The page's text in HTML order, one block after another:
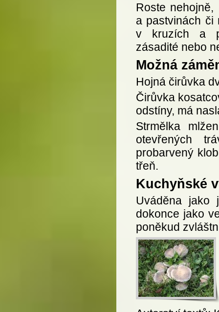
Roste
a pastvinách či
v kruzích a
zásadité nebo
Možná
Hojná čirůvka
Čirůvka
odstíny, má
Strmělka
otevřených
probarvený
třeň.
Kuchyňské
Uváděna jako
dokonce jako
poněkud